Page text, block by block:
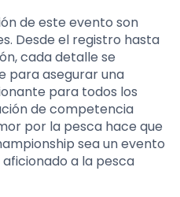
de este evento son
Desde el registro hasta
cada detalle se
para asegurar una
para todos los
de competencia
por la pesca hace que
sea un evento
a la pesca